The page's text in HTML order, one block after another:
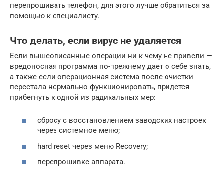
перепрошивать телефон, для этого лучше обратиться за
помощью к специалисту.
Что делать, если вирус не удаляется
Если вышеописанные операции ни к чему не привели —
вредоносная программа по-прежнему дает о себе знать,
а также если операционная система после очистки
перестала нормально функционировать, придется
прибегнуть к одной из радикальных мер:
сбросу с восстановлением заводских настроек
через системное меню;
hard reset через меню Recovery;
перепрошивке аппарата.